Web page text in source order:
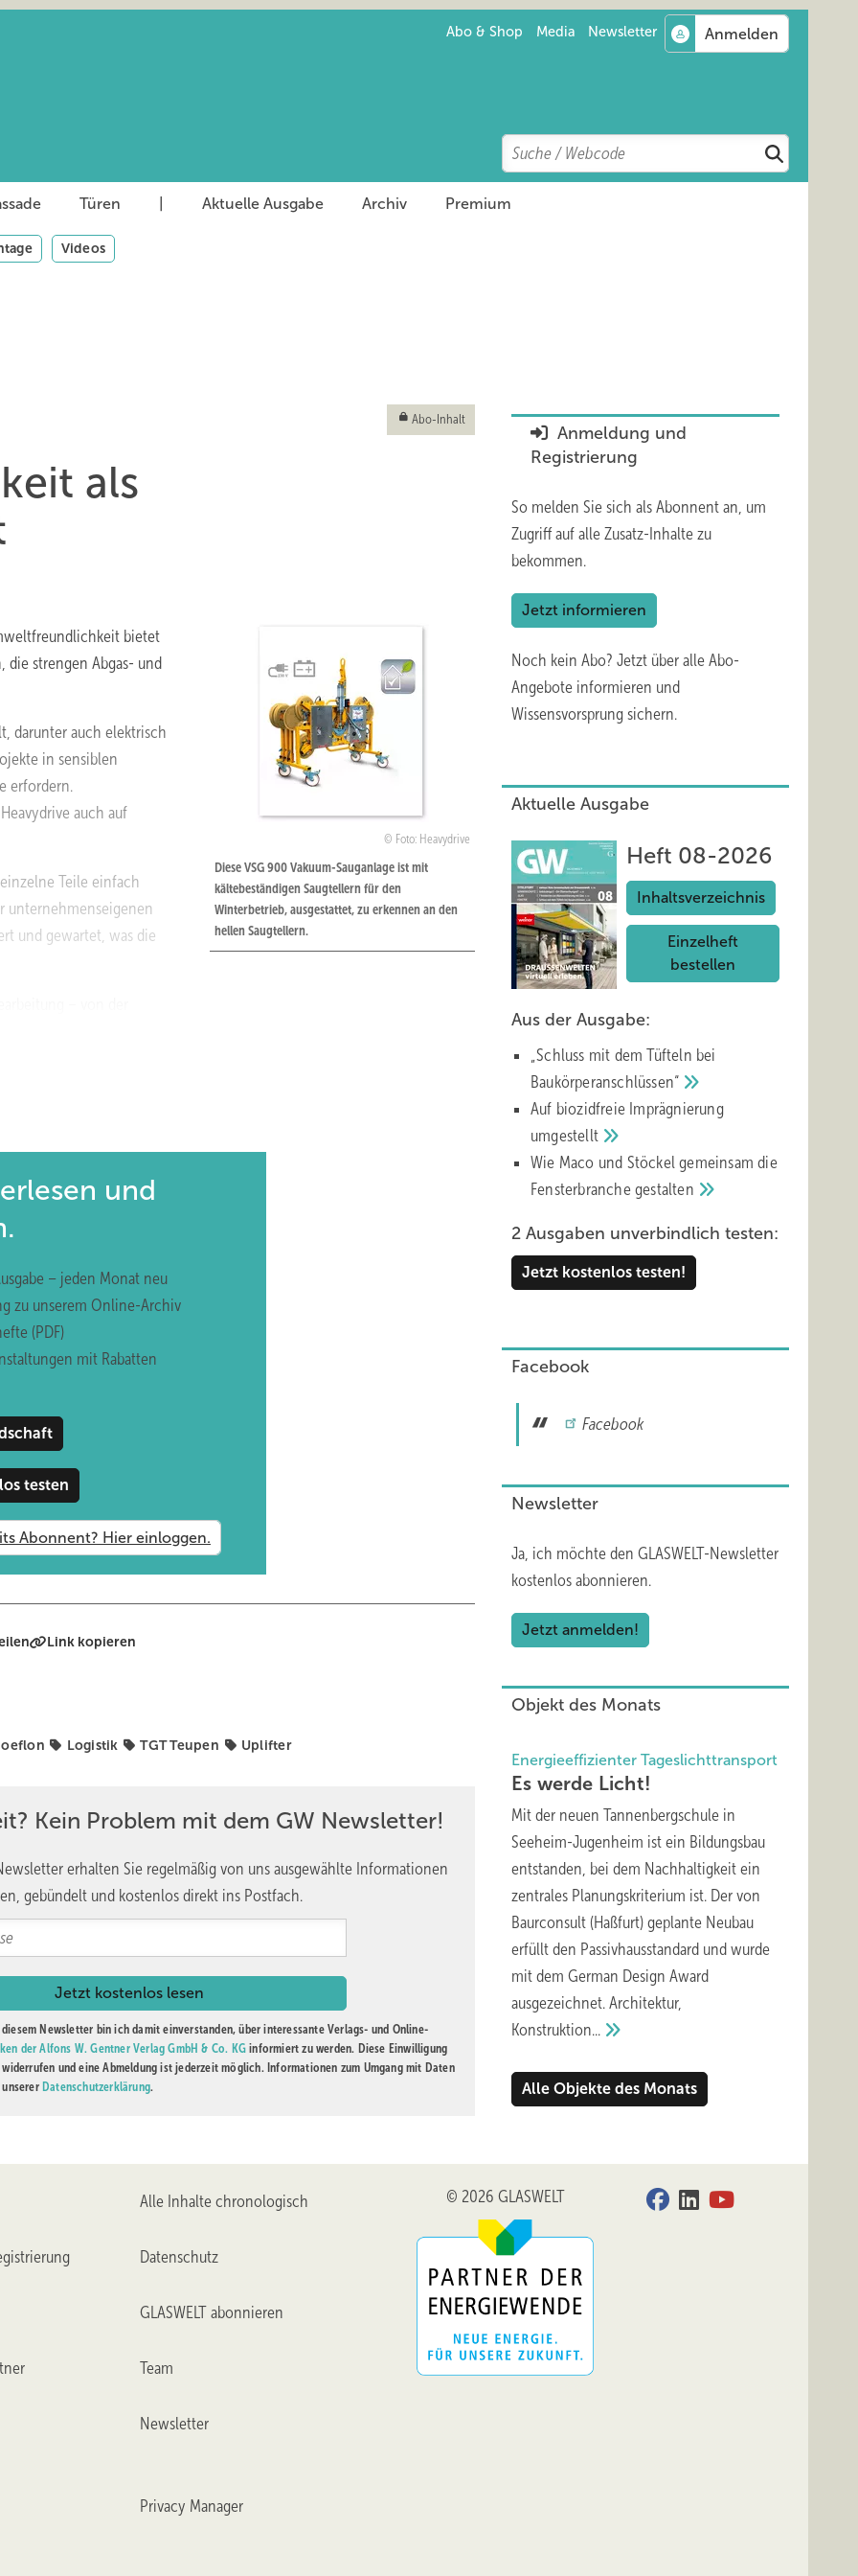
Abo & Shop Media Newsletter
Search
Suchen
Türen Aktuelle Ausgabe Archiv Premium
Videos
Abo-Inhalt
als
Foto: Heavydrive
Diese VSG 900 Vakuum-Sauganlage ist mit
kältebeständigen Saugtellern für den
Winterbetrieb, ausgestattet, zu erkennen an den
hellen Saugtellern.
bietet
die strengen Abgas- und
darunter auch elektrisch
in sensiblen
erfordern.
auch auf
Teile einfach
unternehmenseigenen
und gewartet, was die
und
– jeden Monat neu
zu unserem Online-Archiv
(PDF)
mit Rabatten
testen
Link kopieren
Logistik TGT Teupen Uplifter
Kein Problem mit dem GW Newsletter!
erhalten Sie regelmäßig von uns ausgewählte Informationen
gebündelt und kostenlos direkt ins Postfach.
diesem Newsletter bin ich damit einverstanden, über interessante Verlags- und Online-
der Alfons W. Gentner Verlag GmbH & Co. KG informiert zu werden. Diese Einwilligung
und eine Abmeldung ist jederzeit möglich. Informationen zum Umgang mit Daten
Datenschutzerklärung.
Anmeldung und
Registrierung
So melden Sie sich als Abonnent an, um
Zugriff auf alle Zusatz-Inhalte zu
bekommen.
Jetzt informieren
Noch kein Abo? Jetzt über alle Abo-
Angebote informieren und
Wissensvorsprung sichern.
Aktuelle Ausgabe
Heft 08-2026
Inhaltsverzeichnis
Einzelheft
bestellen
Aus der Ausgabe:
„Schluss mit d em Tüfteln bei
Baukörperanschlüssen“
Auf biozidfreie Imprägnierung
umgestellt
Wie Maco und Stöckel gemeinsam die
Fensterbranche gestalten
2 Ausgaben unverbindlich testen:
Jetzt kostenlos testen!
Facebook
Facebook
Newsletter
Ja, ich möchte den GLASWELT-Newsletter
kostenlos abonnieren.
Jetzt anmelden!
Objekt des Monats
Energieeffizienter Tageslichttransport
Es werde Licht!
Mit der neuen Tannenbergschule in
Seeheim-Jugenheim ist ein Bildungsbau
entstanden, bei dem Nachhaltigkeit ein
zentrales Planungskriterium ist. Der von
Baurconsult (Haßfurt) geplante Neubau
erfüllt den Passivhausstandard und wurde
mit dem German Design Award
ausgezeichnet. Architektur,
Konstruktion...
Alle Objekte des Monats
Alle Inhalte chronologisch
Datenschutz
GLASWELT abonnieren
Team
Newsletter
Privacy Manager
© 2026 GLASWELT